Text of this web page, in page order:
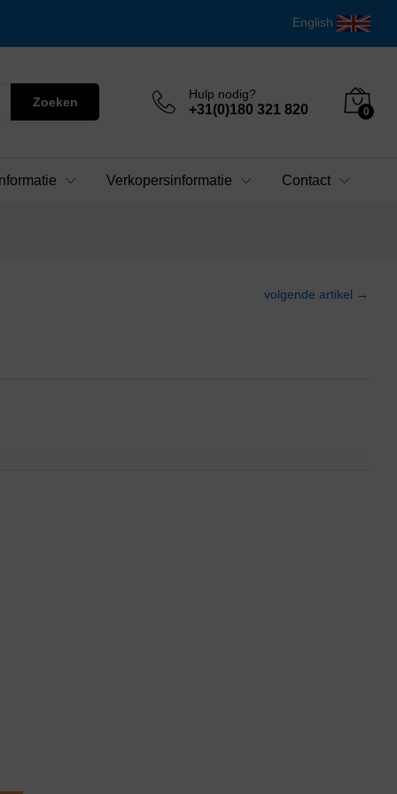
English
Zoeken
Hulp nodig?
+31(0)180 321 820 0
Verkopersinformatie Contact
volgende artikel →